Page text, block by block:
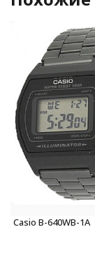
Casio B-640WB-1A